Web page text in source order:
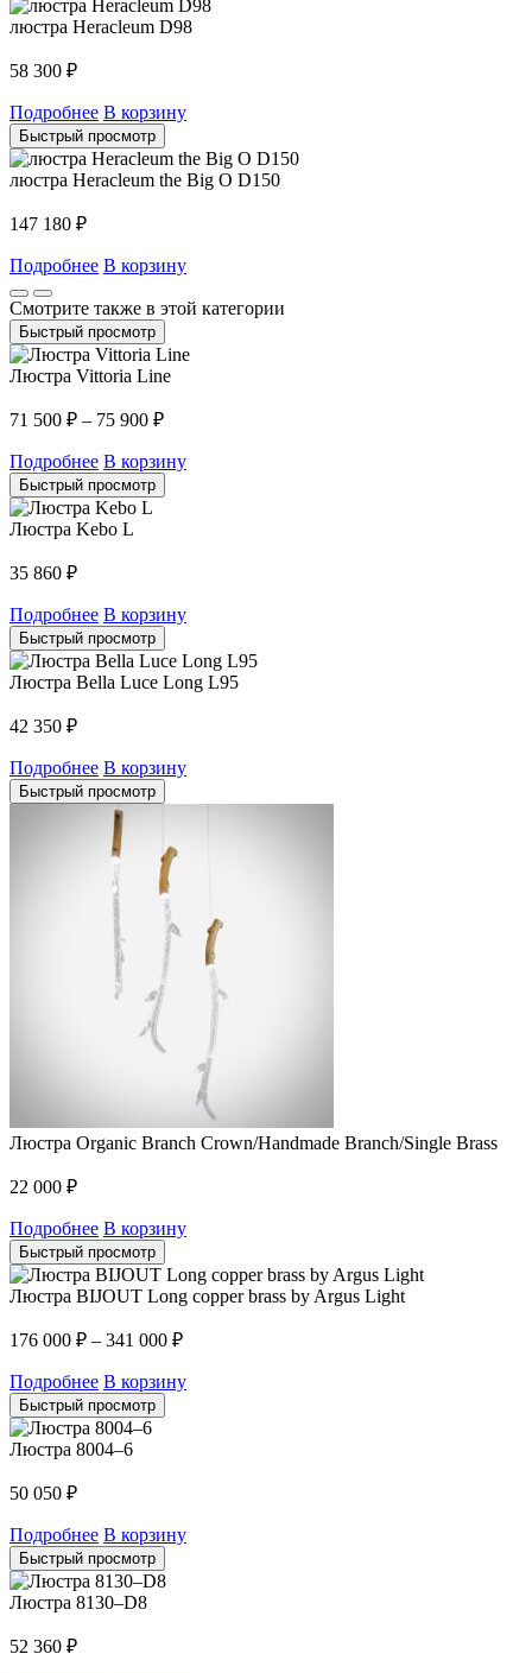
люстра Heracleum D98
58 300 ₽
Подробнее В корзину
Быстрый просмотр
люстра Heracleum the Big O D150
147 180 ₽
Подробнее В корзину
Смотрите также в этой категории
Быстрый просмотр
Люстра Vittoria Line
71 500 ₽ – 75 900 ₽
Подробнее В корзину
Быстрый просмотр
Люстра Kebo L
35 860 ₽
Подробнее В корзину
Быстрый просмотр
Люстра Bella Luce Long L95
42 350 ₽
Подробнее В корзину
Быстрый просмотр
Люстра Organic Branch Crown/Handmade Branch/Single Brass
22 000 ₽
Подробнее В корзину
Быстрый просмотр
Люстра BIJOUT Long copper brass by Argus Light
176 000 ₽ – 341 000 ₽
Подробнее В корзину
Быстрый просмотр
Люстра 8004–6
50 050 ₽
Подробнее В корзину
Быстрый просмотр
Люстра 8130–D8
52 360 ₽